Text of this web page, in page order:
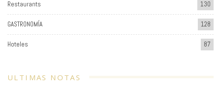
Restaurants 130
GASTRONOMÍA 128
Hoteles 87
ULTIMAS NOTAS